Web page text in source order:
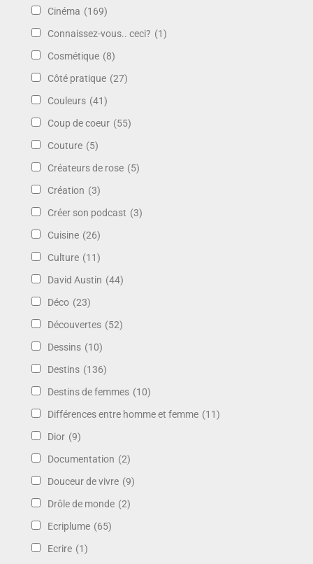
Cinéma (169)
Connaissez-vous.. ceci? (1)
Cosmétique (8)
Côté pratique (27)
Couleurs (41)
Coup de coeur (55)
Couture (5)
Créateurs de rose (5)
Création (3)
Créer son podcast (3)
Cuisine (26)
Culture (11)
David Austin (44)
Déco (23)
Découvertes (52)
Dessins (10)
Destins (136)
Destins de femmes (10)
Différences entre homme et femme (11)
Dior (9)
Documentation (2)
Douceur de vivre (9)
Drôle de monde (2)
Ecriplume (65)
Ecrire (1)